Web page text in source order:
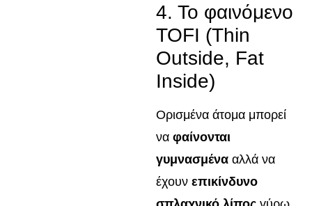
4. Το φαινόμενο
TOFI (Thin
Outside, Fat
Inside)
Ορισμένα άτομα μπορεί
να φαίνονται
γυμνασμένα αλλά να
έχουν επικίνδυνο